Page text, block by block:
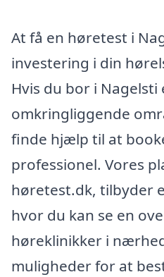
At få en høretest i
investering i din
Hvis du bor i Nagelsti
omkringliggende
finde hjælp til at
professionel. Vores
høretest.dk, tilbyder
hvor du kan se en
høreklinikker i
muligheder for at